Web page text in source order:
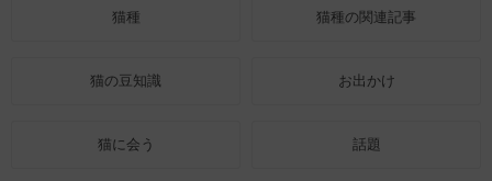
猫種 猫種の関連記事
猫の豆知識 お出かけ
猫に会う 話題